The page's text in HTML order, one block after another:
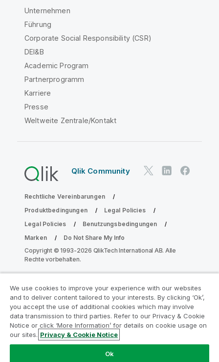
Unternehmen
Führung
Corporate Social Responsibility (CSR)
DEI&B
Academic Program
Partnerprogramm
Karriere
Presse
Weltweite Zentrale/Kontakt
Qlik Community
Rechtliche Vereinbarungen
Produktbedingungen
Legal Policies
Legal Policies
Benutzungsbedingungen
Marken
Do Not Share My Info
Copyright © 1993-2026 QlikTech International AB. Alle
Rechte vorbehalten.
Nehmen Sie am Analyse-
Modernisierungsprogramm teil
Modernisieren Sie mit dem Analyse-
Modernisierungsprogramm, ohne Ihre wertvollen
We use cookies to improve your experience with our websites
and to deliver content tailored to your interests. By clicking ‘Ok’,
you accept the use of additional cookies which may involve
data transmission to third parties. Refer to our Privacy & Cookie
Notice or click ‘More Information’ for details on cookie usage on
our sites. Privacy & Cookie Notice
Ok